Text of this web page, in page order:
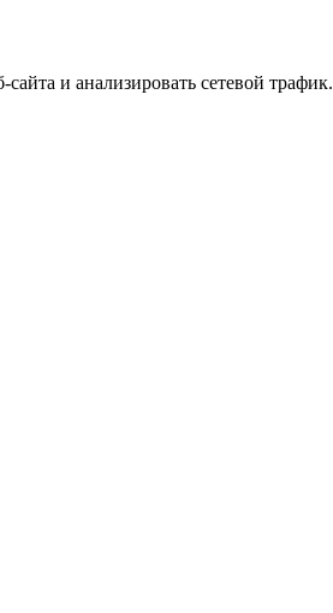
и анализировать сетевой трафик.